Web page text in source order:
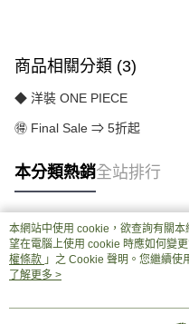
商品相關分類 (3)
◆ 洋裝 ONE PIECE
🉐 Final Sale ⇒ 5折起
本分類熱銷全站排行
熱門標籤
本網站中使用 cookie，欲查詢有關
望在電腦上使用 cookie 時應如何變
權條款 」之 Cookie 聲明。您繼續使
用條款之 Cookie 聲明使用 cookie。
了解更多 >